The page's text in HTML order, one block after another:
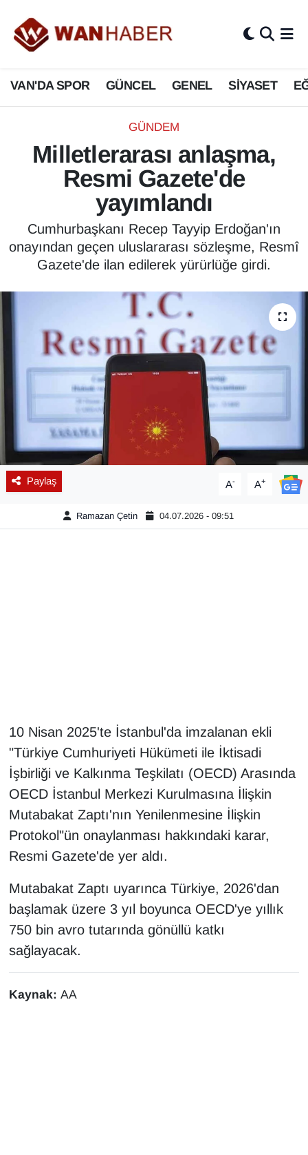
VAN'DA SPOR GÜNCEL GENEL SİYASET
GÜNDEM
Milletlerarası anlaşma,
Resmi Gazete'de
yayımlandı
Cumhurbaşkanı Recep Tayyip Erdoğan'ın
onayından geçen uluslararası sözleşme, Resmî
Gazete'de ilan edilerek yürürlüğe girdi.
Paylaş A- A+
Ramazan Çetin 04.07.2026 - 09:51
10 Nisan 2025'te İstanbul'da imzalanan ekli
"Türkiye Cumhuriyeti Hükümeti ile İktisadi
İşbirliği ve Kalkınma Teşkilatı (OECD) Arasında
OECD İstanbul Merkezi Kurulmasına İlişkin
Mutabakat Zaptı'nın Yenilenmesine İlişkin
Protokol"ün onaylanması hakkındaki karar,
Resmi Gazete'de yer aldı.
Mutabakat Zaptı uyarınca Türkiye, 2026'dan
başlamak üzere 3 yıl boyunca OECD'ye yıllık
750 bin avro tutarında gönüllü katkı
sağlayacak.
Kaynak: AA
3.SAYFA
ASAYİŞ
BİLİM VE TEKNOLOJİ
Biyografi
ÇEVRE
Deprem
Dernekler, Odalar
Diğer
DÜNYA
EĞİTİM
EKONOMİ
Eleman
Emlak
İngilizce
Kadın
Kamu Alımları
Kim Kimdir?
Kültür & Sanat
KURDÎ
MEDYA
Van Nöbetçi Eczaneler
Van Hava Durumu
Van Namaz Vakitleri
Van Trafik Yoğunluk Haritası
Süper Lig Puan Durumu ve Fikstür
Tüm Manşetler
Son Dakika Haberleri